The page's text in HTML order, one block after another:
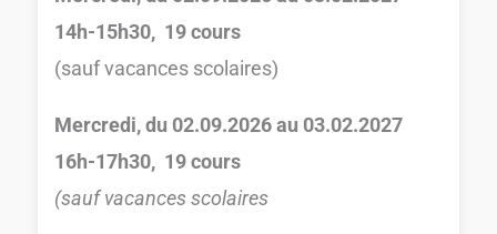
14h-15h30, 19 cours
(sauf vacances scolaires)
Mercredi,du 02.09.2026 au 03.02.2027
16h-17h30, 19 cours
(sauf vacances scolaires